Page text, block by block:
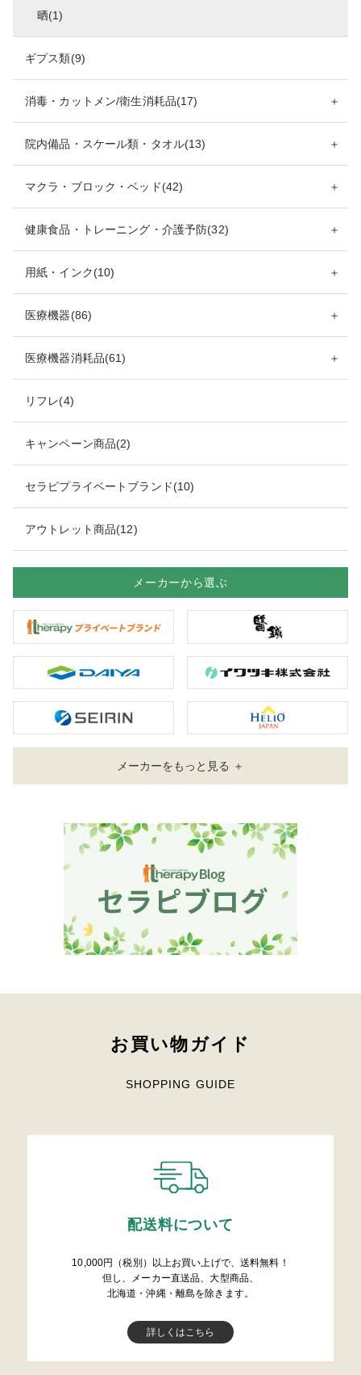
晒(1)
ギプス類(9)
消毒・カットメン/衛生消耗品(17) ＋
院内備品・スケール類・タオル(13) ＋
マクラ・ブロック・ベッド(42) ＋
健康食品・トレーニング・介護予防(32) ＋
用紙・インク(10) ＋
医療機器(86) ＋
医療機器消耗品(61) ＋
リフレ(4)
キャンペーン商品(2)
セラピプライベートブランド(10)
アウトレット商品(12)
メーカーから選ぶ
メーカーをもっと見る ＋
お買い物ガイド
SHOPPING GUIDE
配送料について
10,000円（税別）以上お買い上げで、送料無料！
但し、メーカー直送品、大型商品、
北海道・沖縄・離島を除きます。
詳しくはこちら